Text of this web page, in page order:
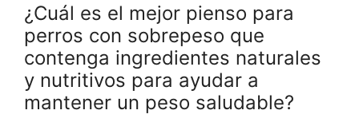
¿Cuál es el mejor pienso para
perros con sobrepeso que
contenga ingredientes naturales
y nutritivos para ayudar a
mantener un peso saludable?